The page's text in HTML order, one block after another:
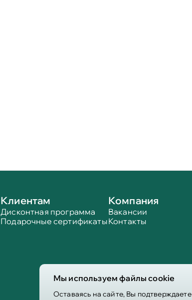
Мы используем файлы cookie
Оставаясь на сайте, Вы подтверждаете
Клиентам
Дисконтная программа
Подарочные сертификаты
Компания
Вакансии
Контакты